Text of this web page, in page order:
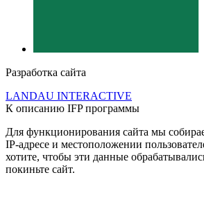
Разработка сайта
LANDAU INTERACTIVE
К описанию IFP программы
Для функционирования сайта мы
IP-адресе и местоположении
хотите, чтобы эти данные
покиньте сайт.